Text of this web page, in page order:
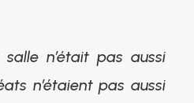
n’était pas aussi
n’étaient pas aussi